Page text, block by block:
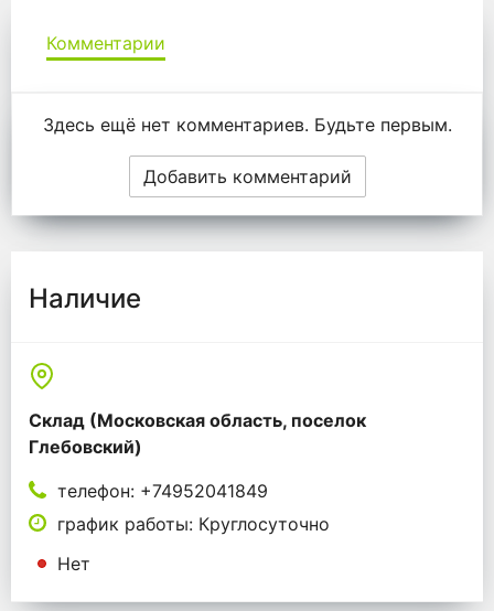
Комментарии
Комментарии
Здесь ещё нет комментариев. Будьте первым.
Добавить комментарий
Наличие
Склад (Московская область, поселок
Глебовский)
телефон: +74952041849
график работы: Круглосуточно
Нет